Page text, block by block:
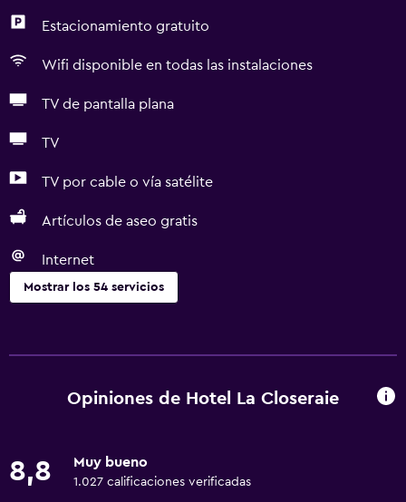
Estacionamiento gratuito
Wifi disponible en todas las instalaciones
TV de pantalla plana
TV
TV por cable o vía satélite
Artículos de aseo gratis
Internet
Mostrar los 54 servicios
Wifi gratis
Extinguidor
Opiniones de Hotel La Closeraie
8,8 Muy bueno
1.027 calificaciones verificadas